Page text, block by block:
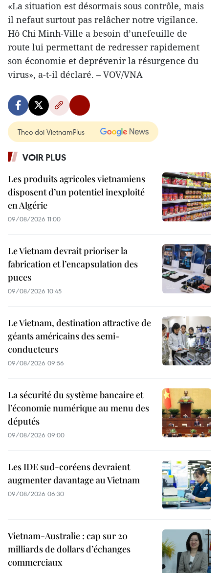
«La situation est désormais sous contrôle, mais
il nefaut surtout pas relâcher notre vigilance.
Hô Chi Minh-Ville a besoin d’unefeuille de
route lui permettant de redresser rapidement
son économie et deprévenir la résurgence du
virus», a-t-il déclaré. – VOV/VNA
Theo dõi VietnamPlus
VOIR PLUS
Les produits agricoles vietnamiens
disposent d’un potentiel inexploité
en Algérie
09/08/2026 11:00
Le Vietnam devrait prioriser la
fabrication et l’encapsulation des
puces
09/08/2026 10:45
Le Vietnam, destination attractive de
géants américains des semi-
conducteurs
09/08/2026 09:56
La sécurité du système bancaire et
l’économie numérique au menu des
députés
09/08/2026 09:00
Les IDE sud-coréens devraient
augmenter davantage au Vietnam
09/08/2026 06:30
Vietnam-Australie : cap sur 20
milliards de dollars d’échanges
commerciaux